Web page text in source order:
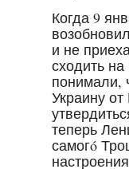
Когда 9
и не
сходить
понимали,
Украину
теперь
самогó